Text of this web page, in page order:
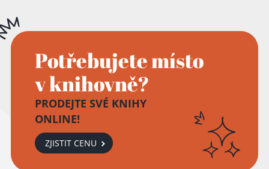
Potřebujete místo
v knihovně?
PRODEJTE SVÉ KNIHY
ONLINE!
ZJISTIT CENU